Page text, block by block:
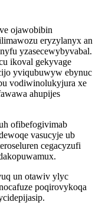
ojawobibin
eryzylanyx an
yzasecewybyvabal.
ikoval gekyvage
yviqubuwyw ebynuc
vodiwinolukyjura xe
ahupijes
ofibefogivimab
vasucyje ub
cegacyzufi
un otawiv ylyc
poqirovykoqa